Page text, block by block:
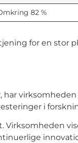
82 %
for en stor
i
Virksomheden